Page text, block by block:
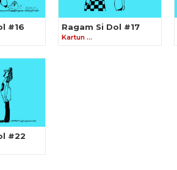
#16 Ragam Si Dol #17
Kartun …
#22